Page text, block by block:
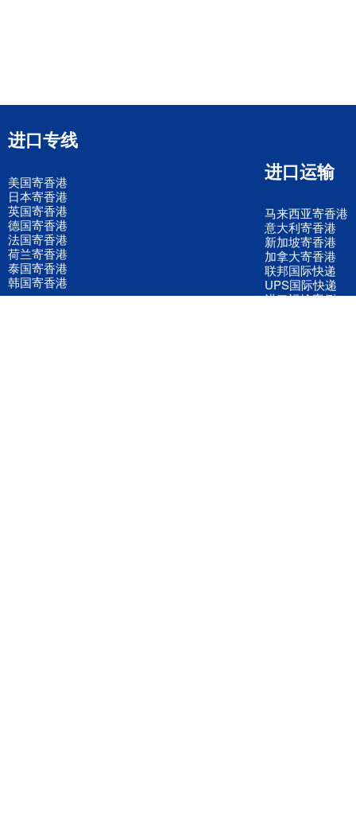
进口专线
美国寄香港
日本寄香港
英国寄香港
德国寄香港
法国寄香港
荷兰寄香港
泰国寄香港
韩国寄香港
进口运输
马来西亚寄香港
意大利寄香港
新加坡寄香港
加拿大寄香港
联邦国际快递
UPS国际快递
进口运输案例